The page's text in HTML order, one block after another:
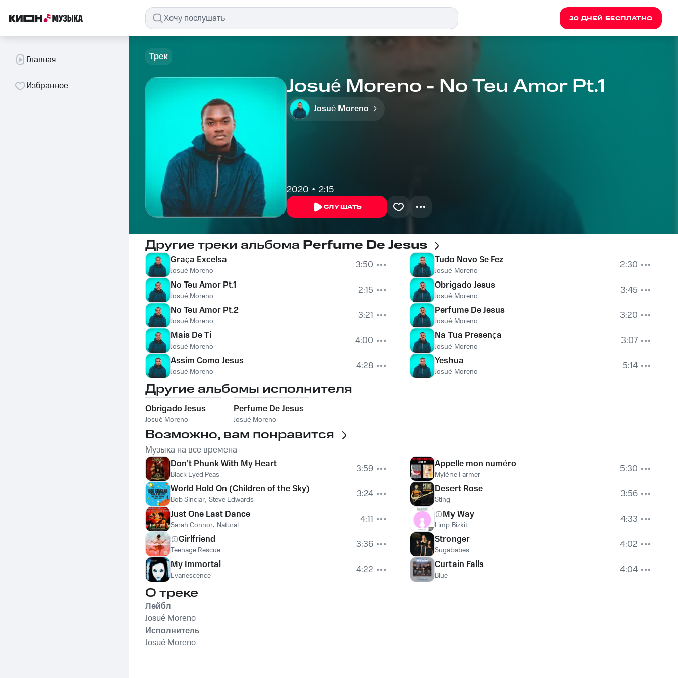
30 ДНЕЙ БЕСПЛАТНО
Главная
Избранное
Трек
Josué Moreno - No Teu Amor Pt.1
Josué Moreno
2020 2:15
СЛУШАТЬ
Другие треки альбома Perfume De Jesus
Graça Excelsa
Josué Moreno
3:50
No Teu Amor Pt.1
Josué Moreno
2:15
No Teu Amor Pt.2
Josué Moreno
3:21
Mais De Ti
Josué Moreno
4:00
Assim Como Jesus
Josué Moreno 4:28
Tudo Novo Se Fez
Josué Moreno
2:30
Obrigado Jesus
Josué Moreno
3:45
Perfume De Jesus
Josué Moreno
3:20
Na Tua Presença
Josué Moreno
3:07
Yeshua
Josué Moreno 5:14
Другие альбомы исполнителя
Obrigado Jesus
Josué Moreno
Perfume De Jesus
Josué Moreno
Возможно, вам понравится
Музыка на все времена
Don't Phunk With My Heart
Black Eyed Peas
3:59
World Hold On (Children of the Sky)
Bob Sinclar, Steve Edwards
3:24
Just One Last Dance
Sarah Connor, Natural
4:11
Girlfriend
Teenage Rescue
3:36
My Immortal
Evanescence 4:22
Appelle mon numéro
Mylène Farmer
5:30
Desert Rose
Sting
3:56
My Way
Limp Bizkit
4:33
Stronger
Sugababes
4:02
Curtain Falls
Blue 4:04
О треке
Лейбл
Josué Moreno
Исполнитель
Josué Moreno